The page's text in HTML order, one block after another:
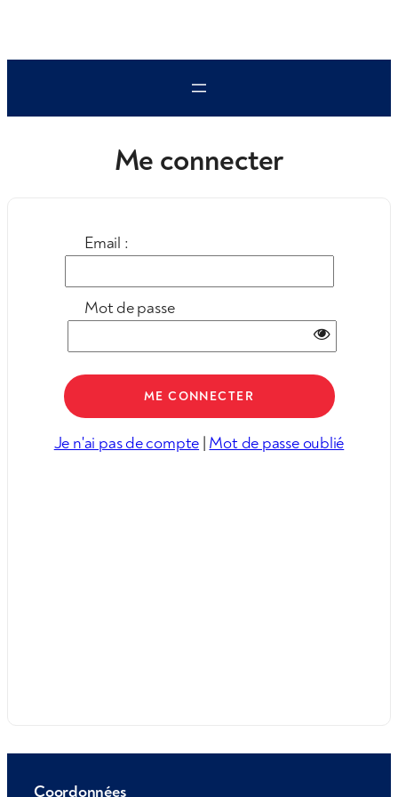
Me connecter
Email :
Mot de passe
Je n'ai pas de compte | Mot de passe oublié
Coordonnées